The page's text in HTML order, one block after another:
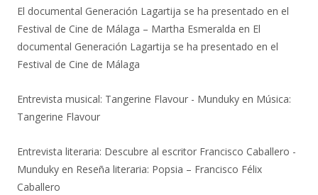
El documental Generación Lagartija se ha presentado en el
Festival de Cine de Málaga – Martha Esmeralda en El
documental Generación Lagartija se ha presentado en el
Festival de Cine de Málaga
Entrevista musical: Tangerine Flavour - Munduky en Música:
Tangerine Flavour
Entrevista literaria: Descubre al escritor Francisco Caballero -
Munduky en Reseña literaria: Popsia – Francisco Félix
Caballero